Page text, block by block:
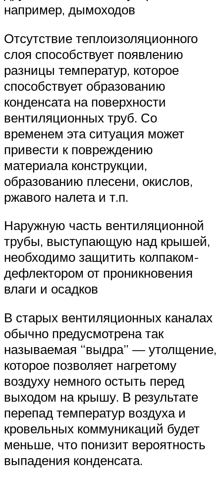
например, дымоходов
Отсутствие теплоизоляционного
слоя способствует появлению
разницы температур, которое
способствует образованию
конденсата на поверхности
вентиляционных труб. Со
временем эта ситуация может
привести к повреждению
материала конструкции,
образованию плесени, окислов,
ржавого налета и т.п.
Наружную часть вентиляционной
трубы, выступающую над крышей,
необходимо защитить колпаком-
дефлектором от проникновения
влаги и осадков
В старых вентиляционных каналах
обычно предусмотрена так
называемая “выдра” — утолщение,
которое позволяет нагретому
воздуху немного остыть перед
выходом на крышу. В результате
перепад температур воздуха и
кровельных коммуникаций будет
меньше, что понизит вероятность
выпадения конденсата.